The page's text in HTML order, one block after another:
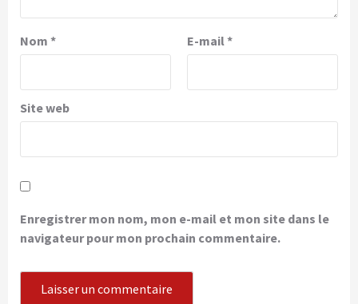
Nom * E-mail *
Site web
Enregistrer mon nom, mon e-mail et mon site dans le
navigateur pour mon prochain commentaire.